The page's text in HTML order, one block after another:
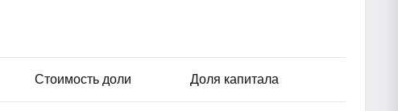
Стоимость доли Доля капитала